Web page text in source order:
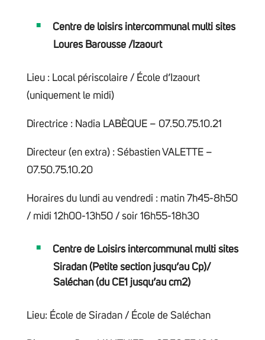
Centre de loisirs intercommunal multi sites
Loures Barousse /Izaourt
Lieu : Local périscolaire / École d’Izaourt
(uniquement le midi)
Directrice : Nadia LABÈQUE – 07.50.75.10.21
Directeur (en extra) : Sébastien VALETTE –
07.50.75.10.20
Horaires du lundi au vendredi : matin 7h45-8h50
/ midi 12h00-13h50 / soir 16h55-18h30
Centre de Loisirs intercommunal multi sites
Siradan (Petite section jusqu’au Cp)/
Saléchan (du CE1 jusqu’au cm2)
Lieu: École de Siradan / École de Saléchan